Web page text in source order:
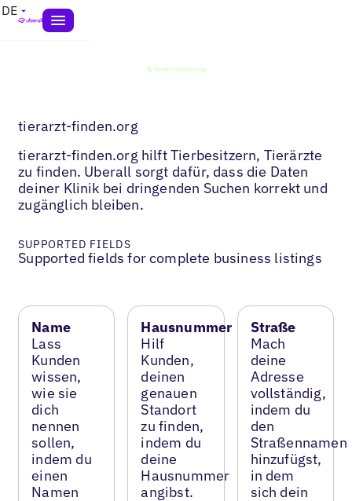
DE
tierarzt-finden.org
tierarzt-finden.org hilft Tierbesitzern, Tierärzte
zu finden. Uberall sorgt dafür, dass die Daten
deiner Klinik bei dringenden Suchen korrekt und
zugänglich bleiben.
SUPPORTED FIELDS
Supported fields for complete business listings
Name
Lass
Kunden
wissen,
wie sie
dich
nennen
sollen,
indem du
einen
Namen
Hausnummer
Hilf
Kunden,
deinen
genauen
Standort
zu finden,
indem du
deine
Hausnummer
angibst.
Straße
Mach
deine
Adresse
vollständig,
indem du
den
Straßennamen
hinzufügst,
in dem
sich dein